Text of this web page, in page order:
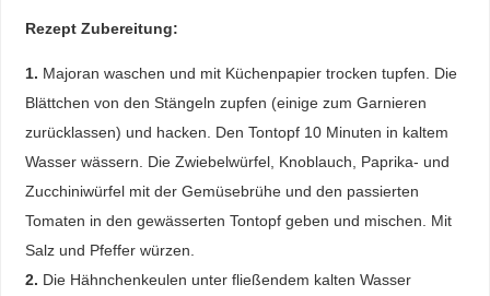
Rezept Zubereitung:
1. Majoran waschen und mit Küchenpapier trocken tupfen. Die
Blättchen von den Stängeln zupfen (einige zum Garnieren
zurücklassen) und hacken. Den Tontopf 10 Minuten in kaltem
Wasser wässern. Die Zwiebelwürfel, Knoblauch, Paprika- und
Zucchiniwürfel mit der Gemüsebrühe und den passierten
Tomaten in den gewässerten Tontopf geben und mischen. Mit
Salz und Pfeffer würzen.
2. Die Hähnchenkeulen unter fließendem kalten Wasser